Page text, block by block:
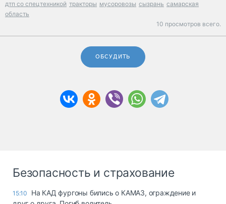
дтп со спецтехникой тракторы мусоровозы сызрань самарская
область
10 просмотров всего.
ОБСУДИТЬ
Безопасность и страхование
15:10
На КАД фургоны бились о КАМАЗ, ограждение и